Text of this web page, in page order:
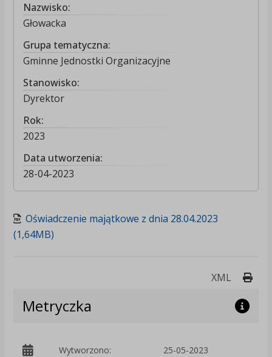
Nazwisko:
Głowacka
Grupa tematyczna:
Gminne Jednostki Organizacyjne
Stanowisko:
Dyrektor
Rok:
2023
Data utworzenia:
28-04-2023
Oświadczenie majątkowe z dnia 28.04.2023
(1,64MB)
XML
Metryczka
Wytworzono: 25-05-2023